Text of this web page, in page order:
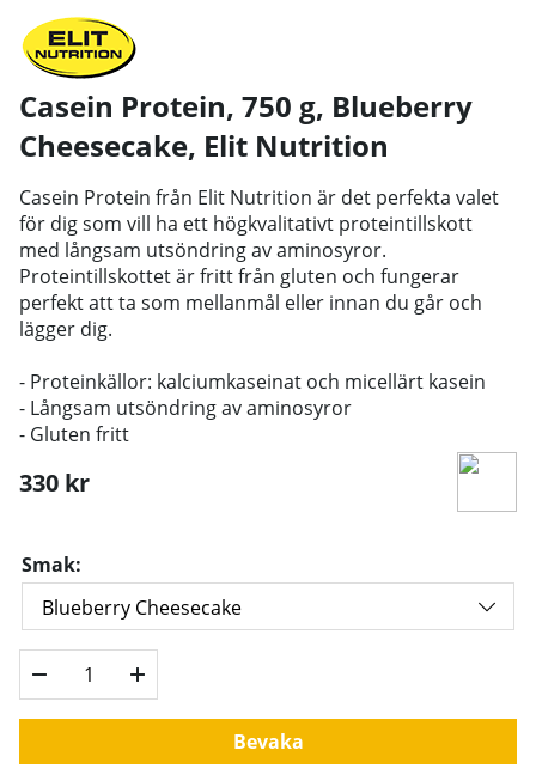
Casein Protein, 750 g, Blueberry
Cheesecake, Elit Nutrition
Casein Protein från Elit Nutrition är det perfekta valet
för dig som vill ha ett högkvalitativt proteintillskott
med långsam utsöndring av aminosyror.
Proteintillskottet är fritt från gluten och fungerar
perfekt att ta som mellanmål eller innan du går och
lägger dig.
- Proteinkällor: kalciumkaseinat och micellärt kasein
- Långsam utsöndring av aminosyror
- Gluten fritt
330 kr
Smak:
Bevaka